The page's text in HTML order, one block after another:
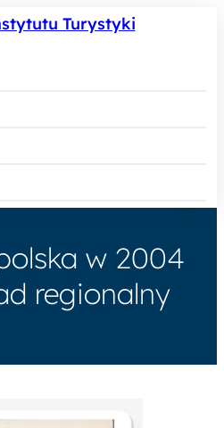
Turystyki
w 2004
regionalny